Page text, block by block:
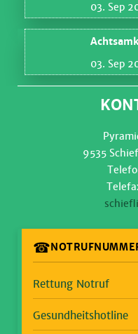
03. Sep
03. Sep
9535
☎
Rettung Notruf
Gesundheitshotline